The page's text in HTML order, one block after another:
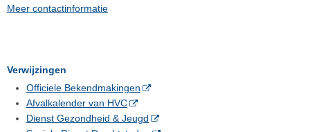
Meer contactinformatie
Verwijzingen
Officiele Bekendmakingen
Afvalkalender van HVC
Dienst Gezondheid & Jeugd